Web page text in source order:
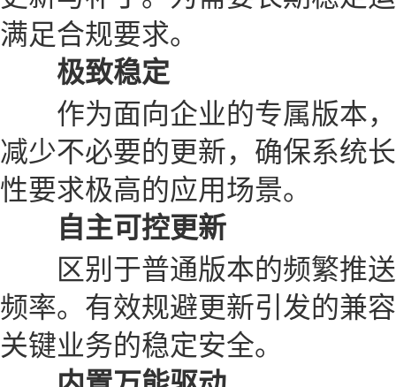
满足合规要求。
极致稳定
作为面向企业的专属版本，
减少不必要的更新，确保系统
性要求极高的应用场景。
自主可控更新
区别于普通版本的频繁推送
频率。有效规避更新引发的兼
关键业务的稳定安全。